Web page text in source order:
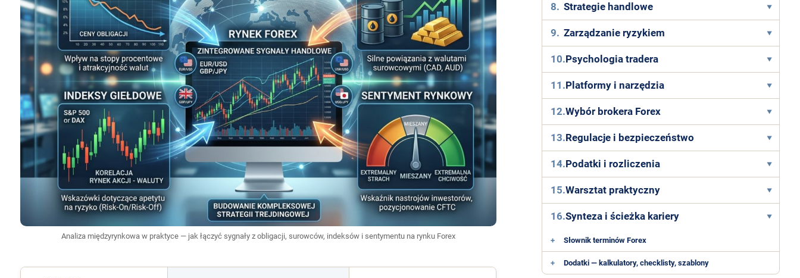
Analiza międzyrynkowa w praktyce — jak łączyć sygnały z obligacji, surowców, indeksów i sentymentu na rynku Forex
8. Strategie handlowe
9. Zarządzanie ryzykiem
10.Psychologia tradera
11.Platformy i narzędzia
12.Wybór brokera Forex
13.Regulacje i bezpieczeństwo
14.Podatki i rozliczenia
15.Warsztat praktyczny
16.Synteza i ścieżka kariery
+ Słownik terminów Forex
+ Dodatki — kalkulatory, checklisty, szablony